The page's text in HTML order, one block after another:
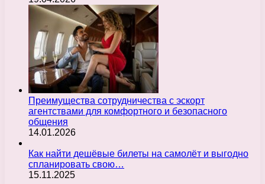
Преимущества сотрудничества с эскорт
агентствами для комфортного и безопасного
общения
14.01.2026
Как найти дешёвые билеты на самолёт и выгодно
спланировать свою…
15.11.2025